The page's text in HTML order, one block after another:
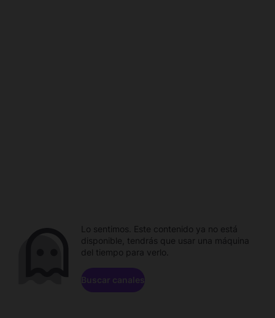
Lo sentimos. Este contenido ya no está
disponible, tendrás que usar una máquina
del tiempo para verlo.
Buscar canales